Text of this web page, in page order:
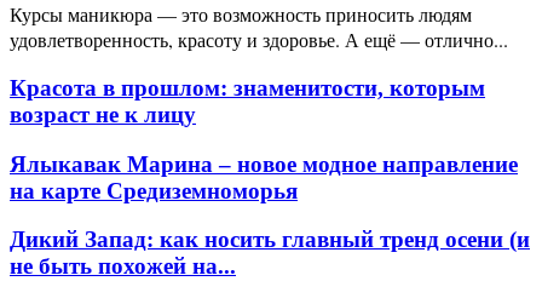
Курсы маникюра — это возможность приносить людям
удовлетворенность, красоту и здоровье. А ещё — отлично...
Красота в прошлом: знаменитости, которым
возраст не к лицу
Ялыкавак Марина – новое модное направление
на карте Средиземноморья
Дикий Запад: как носить главный тренд осени (и
не быть похожей на...